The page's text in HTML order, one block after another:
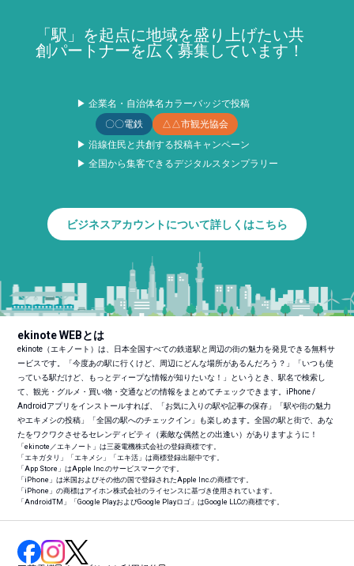
「駅」を起点に地域を盛り上げたい共
創パートナーを広く募集しています！
▶ 企業名・自治体名カラーバッジで投稿
〇〇電鉄
△△市観光協会
▶ 沿線住民と共創する投稿キャンペーン
▶ 全国から集客できるデジタルスタンプラリー
ビジネスアカウントについて詳しくはこちら
ekinote WEBとは
ekinote（エキノート）は、日本全国すべての鉄道駅と周辺の街の魅力を発見できる無料サ
ービスです。「今度あの駅に行くけど、周辺にどんな場所があるんだろう？」「いつも使
っている駅だけど、もっとディープな情報が知りたいな！」というとき、駅名で検索し
て、観光・グルメ・買い物・交通などの情報をまとめてチェックできます。iPhone /
Androidアプリをインストールすれば、「お気に入りの駅や記事の保存」「駅や街の魅力
やエキメシの投稿」「全国の駅へのチェックイン」も楽しめます。全国の駅と街で、あな
たをワクワクさせるセレンディピティ（素敵な偶然との出逢い）がありますように！
「ekinote／エキノート」は三菱電機株式会社の登録商標です。
「エキガタリ」「エキメシ」「エキ活」は商標登録出願中です。
「App Store」はApple Inc.のサービスマークです。
「iPhone」は米国およびその他の国で登録されたApple Inc.の商標です。
「iPhone」の商標はアイホン株式会社のライセンスに基づき使用されています。
「AndroidTM 」「Google PlayおよびGoogle Playロゴ」はGoogle LLCの商標です。